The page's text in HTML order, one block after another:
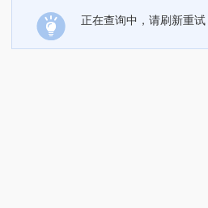
正在查询中，请刷新重试